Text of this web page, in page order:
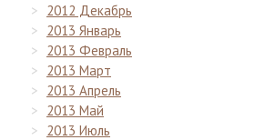
2012 Декабрь
2013 Январь
2013 Февраль
2013 Март
2013 Апрель
2013 Май
2013 Июль